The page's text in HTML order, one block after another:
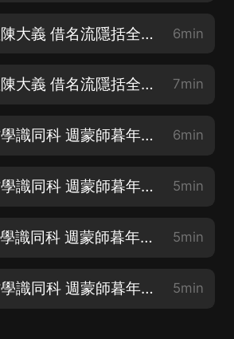
003 說楔子敷陳大義 借名流隱括全文3 6min
004 說楔子敷陳大義 借名流隱括全文4 7min
005 王孝廉村學識同科 週蒙師暮年登上第1 6min
006 王孝廉村學識同科 週蒙師暮年登上第2 5min
007 王孝廉村學識同科 週蒙師暮年登上第3 5min
008 王孝廉村學識同科 週蒙師暮年登上第4 5min